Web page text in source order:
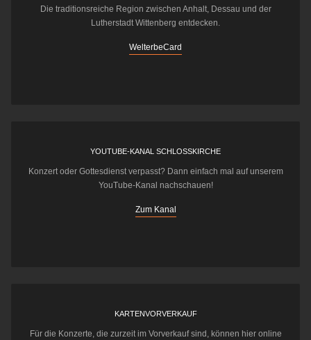
Die traditionsreiche Region zwischen Anhalt, Dessau und der
Lutherstadt Wittenberg entdecken.
WelterbeCard
YOUTUBE-KANAL SCHLOSSKIRCHE
Konzert oder Gottesdienst verpasst? Dann einfach mal auf unserem
YouTube-Kanal nachschauen!
Zum Kanal
KARTENVORVERKAUF
Für die Konzerte, die zurzeit im Vorverkauf sind, können hier online